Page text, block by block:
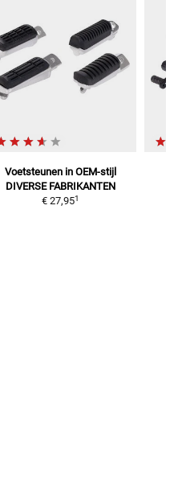
Voetsteunen in OEM-stijl
DIVERSE FABRIKANTEN
€ 27,951